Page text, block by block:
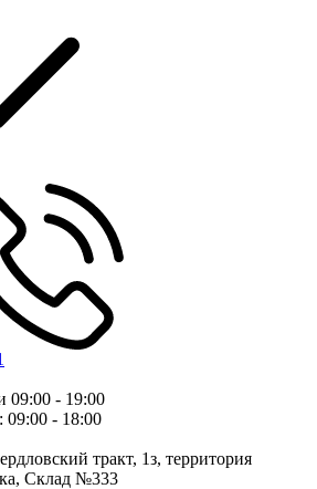
09:00 - 19:00
09:00 - 18:00
тракт, 1з, территория
Склад №333